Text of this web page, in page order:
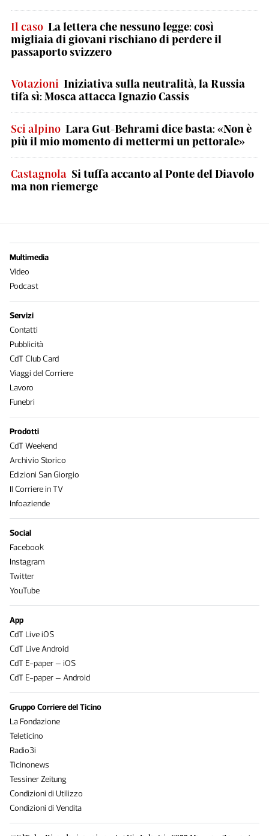
Il caso La lettera che nessuno legge: così
migliaia di giovani rischiano di perdere il
passaporto svizzero
Votazioni Iniziativa sulla neutralità, la Russia
tifa sì: Mosca attacca Ignazio Cassis
Sci alpino Lara Gut-Behrami dice basta: «Non è
più il mio momento di mettermi un pettorale»
Castagnola Si tuffa accanto al Ponte del Diavolo
ma non riemerge
Multimedia
Video
Podcast
Servizi
Contatti
Pubblicità
CdT Club Card
Viaggi del Corriere
Lavoro
Funebri
Prodotti
CdT Weekend
Archivio Storico
Edizioni San Giorgio
Il Corriere in TV
Infoaziende
Social
Facebook
Instagram
Twitter
YouTube
App
CdT Live iOS
CdT Live Android
CdT E-paper – iOS
CdT E-paper – Android
Gruppo Corriere del Ticino
La Fondazione
Teleticino
Radio3i
Ticinonews
Tessiner Zeitung
Condizioni di Utilizzo
Condizioni di Vendita